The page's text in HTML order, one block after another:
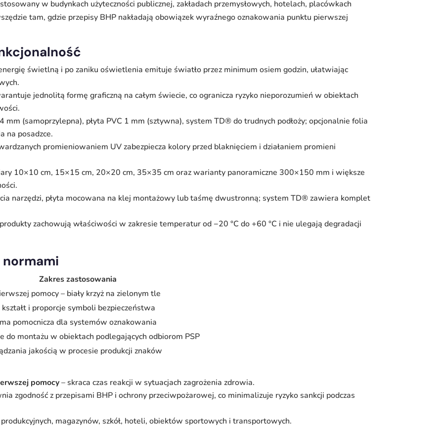
w budynkach użyteczności publicznej, zakładach przemysłowych, hotelach, placówkach
tam, gdzie przepisy BHP nakładają obowiązek wyraźnego oznakowania punktu pierwszej
świetlną i po zaniku oświetlenia emituje światło przez minimum osiem godzin, ułatwiając
jednolitą formę graficzną na całym świecie, co ogranicza ryzyko nieporozumień w obiektach
mm (samoprzylepna), płyta PVC 1 mm (sztywna), system TD® do trudnych podłoży; opcjonalnie folia
na posadzce.
promieniowaniem UV zabezpiecza kolory przed blaknięciem i działaniem promieni
10×10 cm, 15×15 cm, 20×20 cm, 35×35 cm oraz warianty panoramiczne 300×150 mm i większe
narzędzi, płyta mocowana na klej montażowy lub taśmę dwustronną; system TD® zawiera komplet
zachowują właściwości w zakresie temperatur od −20 °C do +60 °C i nie ulegają degradacji
Zakres zastosowania
pomocy – biały krzyż na zielonym tle
i proporcje symboli bezpieczeństwa
pomocnicza dla systemów oznakowania
do montażu w obiektach podlegających odbiorom PSP
jakością w procesie produkcji znaków
pomocy– skraca czas reakcji w sytuacjach zagrożenia zdrowia.
zgodność z przepisami BHP i ochrony przeciwpożarowej, co minimalizuje ryzyko sankcji podczas
magazynów, szkół, hoteli, obiektów sportowych i transportowych.